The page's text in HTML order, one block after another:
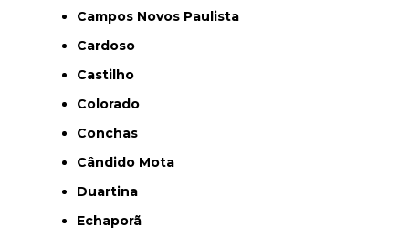
Campos Novos Paulista
Cardoso
Castilho
Colorado
Conchas
Cândido Mota
Duartina
Echaporã